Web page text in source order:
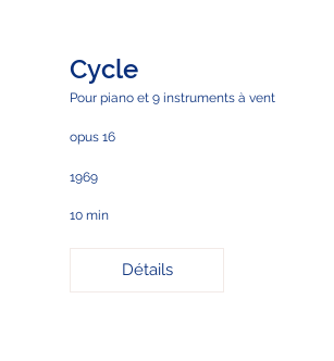
Cycle
Pour piano et 9 instruments à vent
opus 16
1969
10 min
Détails